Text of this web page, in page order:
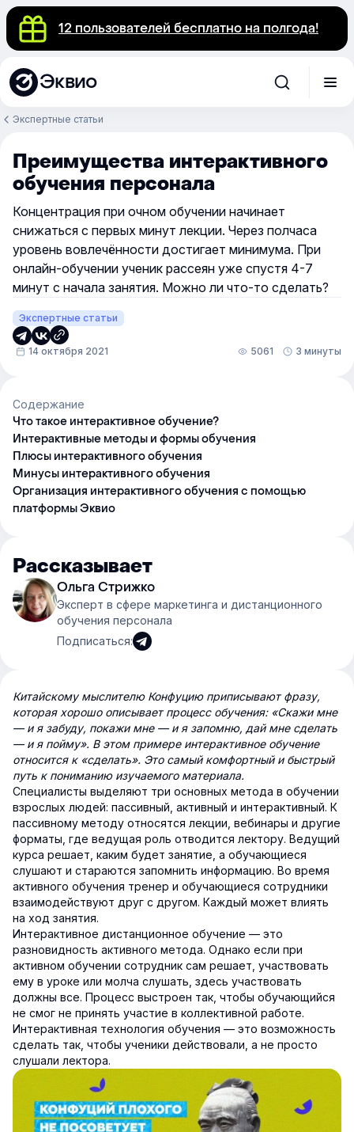
12 пользователей бесплатно на полгода!
Эквио
Экспертные статьи
Преимущества интерактивного
обучения персонала
Концентрация при очном обучении начинает
снижаться с первых минут лекции. Через полчаса
уровень вовлечённости достигает минимума. При
онлайн-обучении ученик рассеян уже спустя 4-7
минут с начала занятия. Можно ли что-то сделать?
Экспертные статьи
14 октября 2021 5061 3 минуты
Содержание
Что такое интерактивное обучение?
Интерактивные методы и формы обучения
Плюсы интерактивного обучения
Минусы интерактивного обучения
Организация интерактивного обучения с помощью
платформы Эквио
Рассказывает
Ольга Стрижко
Эксперт в сфере маркетинга и дистанционного
обучения персонала
Подписаться:
Китайскому мыслителю Конфуцию приписывают фразу,
которая хорошо описывает процесс обучения: «Скажи мне
— и я забуду, покажи мне — и я запомню, дай мне сделать
— и я пойму». В этом примере интерактивное обучение
относится к «сделать». Это самый комфортный и быстрый
путь к пониманию изучаемого материала.
Специалисты выделяют три основных метода в обучении
взрослых людей: пассивный, активный и интерактивный. К
пассивному методу относятся лекции, вебинары и другие
форматы, где ведущая роль отводится лектору. Ведущий
курса решает, каким будет занятие, а обучающиеся
слушают и стараются запомнить информацию. Во время
активного обучения тренер и обучающиеся сотрудники
взаимодействуют друг с другом. Каждый может влиять
на ход занятия.
Интерактивное дистанционное обучение — это
разновидность активного метода. Однако если при
активном обучении сотрудник сам решает, участвовать
ему в уроке или молча слушать, здесь участвовать
должны все. Процесс выстроен так, чтобы обучающийся
не смог не принять участие в коллективной работе.
Интерактивная технология обучения — это возможность
сделать так, чтобы ученики действовали, а не просто
слушали лектора.